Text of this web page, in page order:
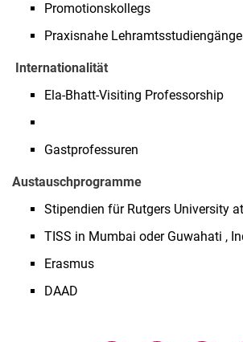
Promotionskollegs
Praxisnahe Lehramtsstudiengänge
Internationalität
Ela-Bhatt-Visiting Professorship
Gastprofessuren
Austauschprogramme
Stipendien für Rutgers University
TISS in Mumbai oder Guwahati ,
Erasmus
DAAD